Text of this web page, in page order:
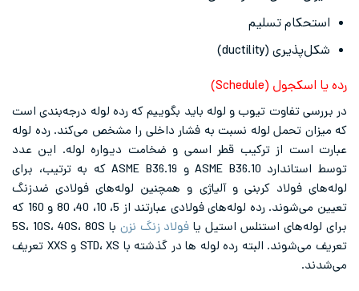
استحکام تسلیم
شکل‌پذیری (ductility)
رده یا اسکجول (Schedule)
در بررسی تفاوت تیوب و لوله باید بگوییم که رده لوله درجه‌بندی است
که میزان تحمل لوله نسبت به فشار داخلی را مشخص می‌کند. رده لوله
عبارت است از ترکیب قطر اسمی و ضخامت دیواره لوله. این عدد
توسط استاندارد ASME B36.10 و ASME B36.19 که به ترتیب، برای
لوله‌های فولاد کربنی و آلیاژی و همچنین لوله‌های فولادی ضدزنگ
تعیین می‌شوند. رده لوله‌های فولادی عبارتند از 5، 10، 40، 80 و 160 که
برای لوله‌های استنلس استیل یا فولاد زنگ نزن
با 5S، 10S، 40S، 80S
تعریف می‌شوند. البته رده لوله ها در گذشته با STD، XS و XXS تعریف
می‌شدند.